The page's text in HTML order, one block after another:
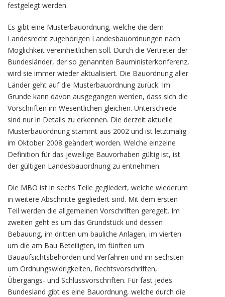
festgelegt werden.
Es gibt eine Musterbauordnung, welche die dem
Landesrecht zugehörigen Landesbauordnungen nach
Möglichkeit vereinheitlichen soll. Durch die Vertreter der
Bundesländer, der so genannten Bauministerkonferenz,
wird sie immer wieder aktualisiert. Die Bauordnung aller
Länder geht auf die Musterbauordnung zurück. Im
Grunde kann davon ausgegangen werden, dass sich die
Vorschriften im Wesentlichen gleichen. Unterschiede
sind nur in Details zu erkennen. Die derzeit aktuelle
Musterbauordnung stammt aus 2002 und ist letztmalig
im Oktober 2008 geändert worden. Welche einzelne
Definition für das jeweilige Bauvorhaben gültig ist, ist
der gültigen Landesbauordnung zu entnehmen.
Die MBO ist in sechs Teile gegliedert, welche wiederum
in weitere Abschnitte gegliedert sind. Mit dem ersten
Teil werden die allgemeinen Vorschriften geregelt. Im
zweiten geht es um das Grundstück und dessen
Bebauung, im dritten um bauliche Anlagen, im vierten
um die am Bau Beteiligten, im fünften um
Bauaufsichtsbehörden und Verfahren und im sechsten
um Ordnungswidrigkeiten, Rechtsvorschriften,
Übergangs- und Schlussvorschriften. Für fast jedes
Bundesland gibt es eine Bauordnung, welche durch die